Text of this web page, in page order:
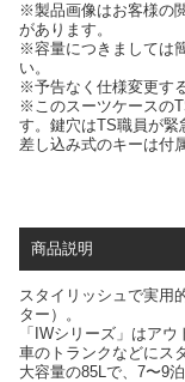
※製品画像はお客様の
があります。
※容量につきましては
い。
※予告なく仕様変更す
※このスーツケースの
す。鍵穴はTS職員が緊
差し込み式のキーは付
商品説明
スタイリッシュで実用
ター）。
「IWシリーズ」はア
車のトランクなどにス
大容量の85Lで、7〜9